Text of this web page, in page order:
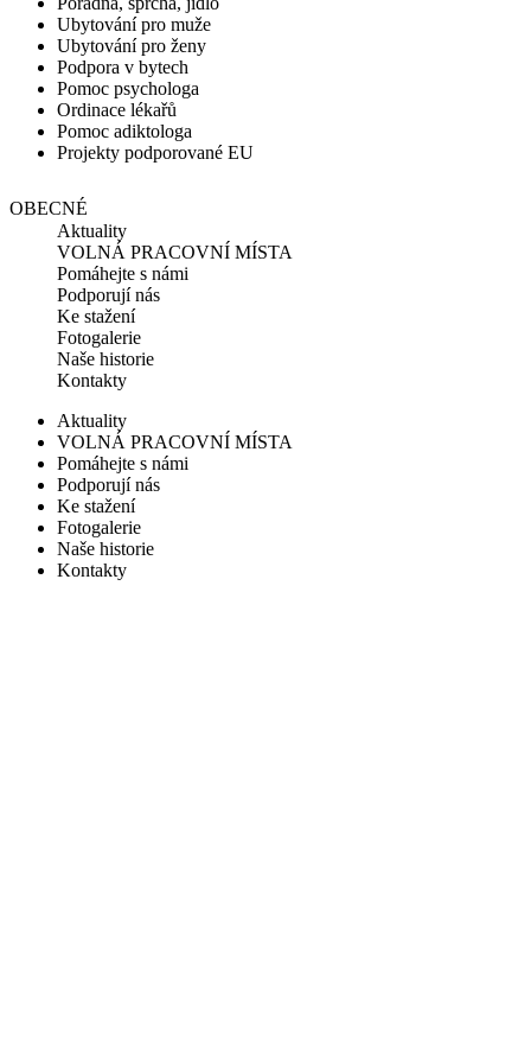
Ubytování pro muže
Ubytování pro ženy
Podpora v bytech
Pomoc psychologa
Ordinace lékařů
Pomoc adiktologa
Projekty podporované EU
OBECNÉ
Aktuality
VOLNÁ PRACOVNÍ MÍSTA
Pomáhejte s námi
Podporují nás
Ke stažení
Fotogalerie
Naše historie
Kontakty
Aktuality
VOLNÁ PRACOVNÍ MÍSTA
Pomáhejte s námi
Podporují nás
Ke stažení
Fotogalerie
Naše historie
Kontakty